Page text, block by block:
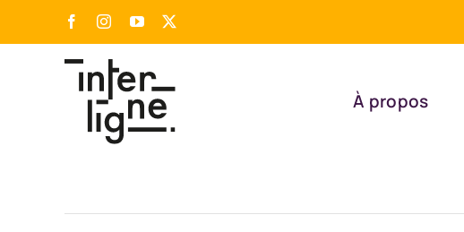
FacebookInstagram
YouTube
À propos